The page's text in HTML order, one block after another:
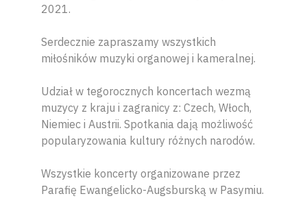
2021.
Serdecznie zapraszamy wszystkich
miłośników muzyki organowej i kameralnej.
Udział w tegorocznych koncertach wezmą
muzycy z kraju i zagranicy z: Czech, Włoch,
Niemiec i Austrii. Spotkania dają możliwość
popularyzowania kultury różnych narodów.
Wszystkie koncerty organizowane przez
Parafię Ewangelicko-Augsburską w Pasymiu.